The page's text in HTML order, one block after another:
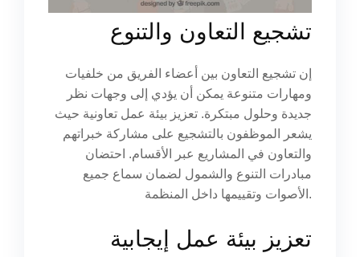
تشجيع التعاون والتنوع
إن تشجيع التعاون بين أعضاء الفريق من خلفيات
ومهارات متنوعة يمكن أن يؤدي إلى وجهات نظر
جديدة وحلول مبتكرة. تعزيز بيئة عمل تعاونية حيث
يشعر الموظفون بالتشجيع على مشاركة خبراتهم
والتعاون في المشاريع عبر الأقسام. احتضان
مبادرات التنوع والشمول لضمان سماع جميع
الأصوات وتقييمها داخل المنظمة.
تعزيز بيئة عمل إيجابية